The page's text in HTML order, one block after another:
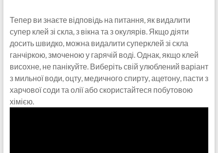
Тепер ви знаєте відповідь на питання, як видалити
супер клей зі скла, з вікна та з окулярів. Якщо діяти
досить швидко, можна видалити суперклей зі скла
ганчіркою, змоченою у гарячій воді. Однак, якщо клей
висохне, не панікуйте. Виберіть свій улюблений варіант
з мильної води, оцту, медичного спирту, ацетону, пасти з
харчової соди та олії або скористайтеся побутовою
хімією.